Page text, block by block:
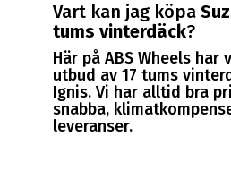
Vart kan jag köpa
tums vinterdäck?
Här på ABS Wheels
utbud av 17 tums
Ignis. Vi har alltid bra
snabba,
leveranser.